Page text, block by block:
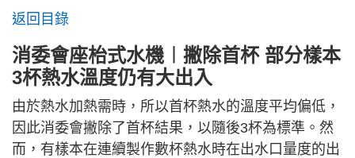
返回目錄
消委會座枱式水機︱撇除首杯 部分樣本
3杯熱水溫度仍有大出入
由於熱水加熱需時，所以首杯熱水的溫度平均偏低，
因此消委會撇除了首杯結果，以隨後3杯為標準。然
而，有樣本在連續製作數杯熱水時在出水口量度的出